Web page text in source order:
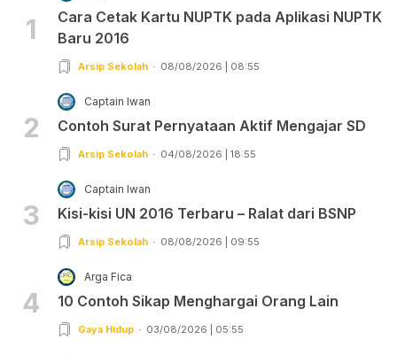
1
Cara Cetak Kartu NUPTK pada Aplikasi NUPTK
Baru 2016
Arsip Sekolah 08/08/2026 | 08:55
2
Captain Iwan
Contoh Surat Pernyataan Aktif Mengajar SD
Arsip Sekolah 04/08/2026 | 18:55
3
Captain Iwan
Kisi-kisi UN 2016 Terbaru – Ralat dari BSNP
Arsip Sekolah 08/08/2026 | 09:55
4
Arga Fica
10 Contoh Sikap Menghargai Orang Lain
Gaya Hidup 03/08/2026 | 05:55